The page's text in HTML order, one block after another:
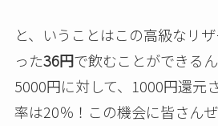
と、いうことはこの高級なリ
った36円で飲むことができる
5000円に対して、1000円還元
率は20％！この機会に皆さん